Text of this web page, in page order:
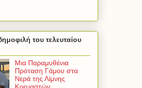
του τελευταίου
Μια Παραμυθένια
Πρόταση Γάμου στα
Νερά της Λίμνης